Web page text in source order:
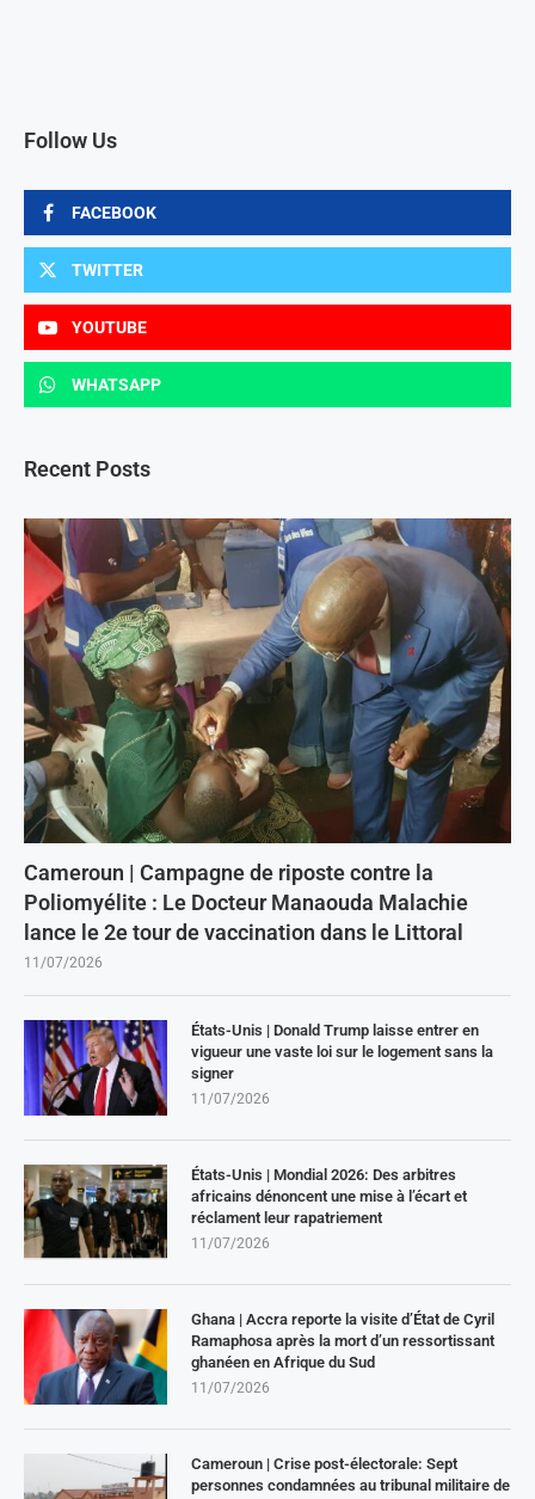
Follow Us
FACEBOOK
TWITTER
YOUTUBE
WHATSAPP
Recent Posts
Cameroun | Campagne de riposte contre la
Poliomyélite : Le Docteur Manaouda Malachie
lance le 2e tour de vaccination dans le Littoral
11/07/2026
États-Unis | Donald Trump laisse entrer en
vigueur une vaste loi sur le logement sans la
signer
11/07/2026
États-Unis | Mondial 2026: Des arbitres
africains dénoncent une mise à l’écart et
réclament leur rapatriement
11/07/2026
Ghana | Accra reporte la visite d’État de Cyril
Ramaphosa après la mort d’un ressortissant
ghanéen en Afrique du Sud
11/07/2026
Cameroun | Crise post-électorale: Sept
personnes condamnées au tribunal militaire de